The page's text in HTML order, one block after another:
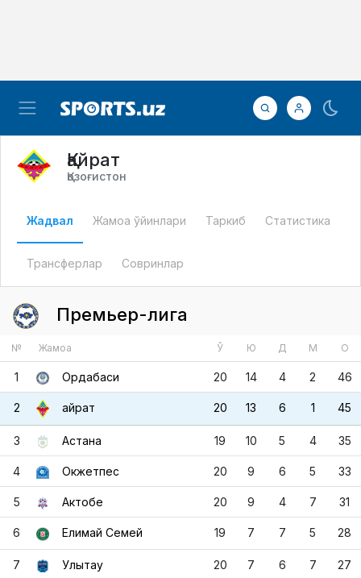
Қайрат
Қозоғистон
Жадвал Жамоа ўйинлари Таркиб Статистика
Трансферлар Совринлар
Премьер-лига
№ Жамоа Ў Ю Д М О
1 Ордабаси 20 14 4 2 46
2 Қайрат 20 13 6 1 45
3 Астана 19 10 5 4 35
4 Окжетпес 20 9 6 5 33
5 Актобе 20 9 4 7 31
6 Елимай Семей 19 7 7 5 28
7 Улытау 20 7 6 7 27